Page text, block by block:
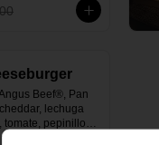
Beef®, Pan
lechuga
tomate, pepinillos,
con